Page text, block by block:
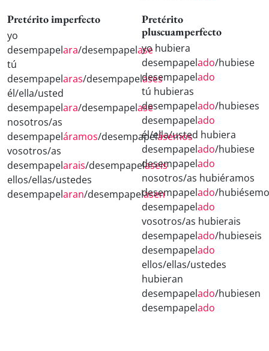
Pretérito imperfecto
yo
desempapelara/desempapelase
tú
desempapelaras/desempapelases
él/ella/usted
desempapelara/desempapelase
nosotros/as
desempapeláramos/desempapelásemos
vosotros/as
desempapelarais/desempapelaseis
ellos/ellas/ustedes
desempapelaran/desempapelasen
Pretérito
pluscuamperfecto
yo hubiera
desempapelado/hubiese
desempapelado
tú hubieras
desempapelado/hubieses
desempapelado
él/ella/usted hubiera
desempapelado/hubiese
desempapelado
nosotros/as hubiéramos
desempapelado/
desempapelado
vosotros/as hubierais
desempapelado/hubieseis
desempapelado
ellos/ellas/ustedes
hubieran
desempapelado/hubiesen
desempapelado